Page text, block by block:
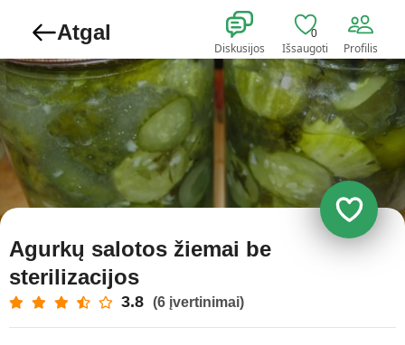
Atgal
Diskusijos
0
Išsaugoti Profilis
Agurkų salotos žiemai be
sterilizacijos
3.8 (6 įvertinimai)